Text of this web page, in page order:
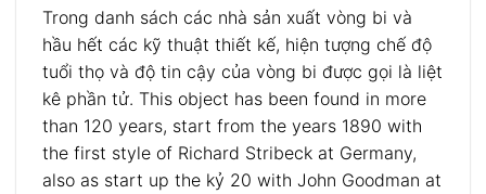
Trong danh sách các nhà sản xuất vòng bi và
hầu hết các kỹ thuật thiết kế, hiện tượng chế độ
tuổi thọ và độ tin cậy của vòng bi được gọi là liệt
kê phần tử. This object has been found in more
than 120 years, start from the years 1890 with
the first style of Richard Stribeck at Germany,
also as start up the kỷ 20 with John Goodman at